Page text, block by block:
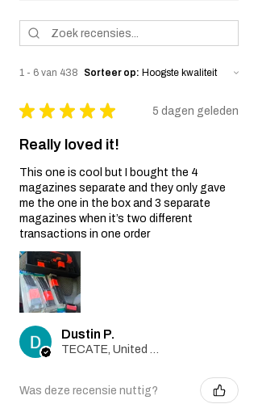
1 - 6 van 438 Sorteer op:
★ ★ ★ ★ ★ 5 dagen geleden
Really loved it!
This one is cool but I bought the 4
magazines separate and they only gave
me the one in the box and 3 separate
magazines when it’s two different
transactions in one order
Dustin P.
TECATE, United States
Was deze recensie nuttig?